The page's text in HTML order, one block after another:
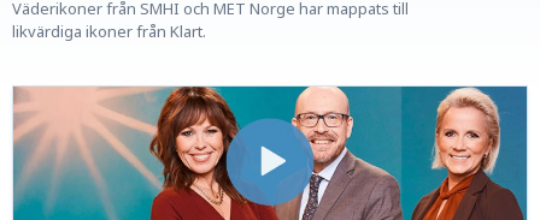
Väderikoner från SMHI och MET Norge har mappats till
likvärdiga ikoner från Klart.